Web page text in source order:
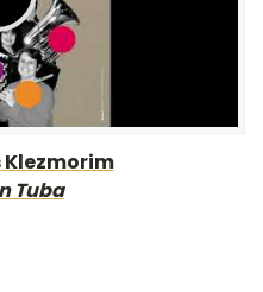
Klezmorim
Tuba